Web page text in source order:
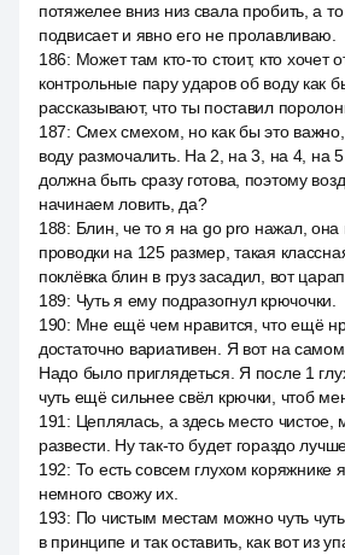
потяжелее вниз низ свала пробить, а
подвисает и явно его не пролавливаю.
186: Может там кто-то стоит, кто хочет
контрольные пару ударов об воду как
рассказывают, что ты поставил
187: Смех смехом, но как бы это
воду размочалить. На 2, на 3, на 4, на
должна быть сразу готова, поэтому
начинаем ловить, да?
188: Блин, че то я на go pro нажал,
проводки на 125 размер, такая
поклёвка блин в груз засадил, вот
189: Чуть я ему подразогнул крючочки.
190: Мне ещё чем нравится, что ещё
достаточно вариативен. Я вот на
Надо было приглядеться. Я после 1
чуть ещё сильнее свёл крючки, чтоб
191 : Цеплялась, а здесь место чистое,
развести. Ну так-то будет гораздо
192: То есть совсем глухом коряжнике
немного свожу их.
193: По чистым местам можно чуть
в принципе и так оставить, как вот из